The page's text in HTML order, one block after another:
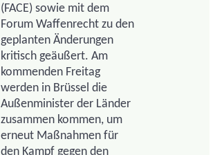
(FACE) sowie mit dem
Forum Waffenrecht zu den
geplanten Änderungen
kritisch geäußert. Am
kommenden Freitag
werden in Brüssel die
Außenminister der Länder
zusammen kommen, um
erneut Maßnahmen für
den Kampf gegen den